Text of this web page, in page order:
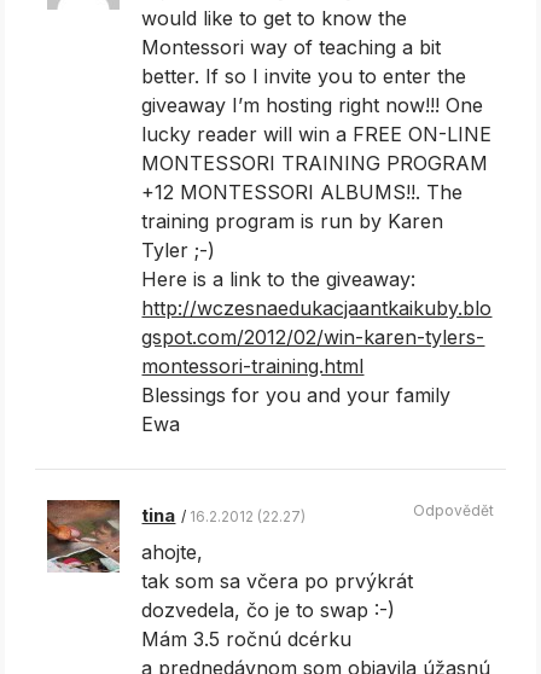
would like to get to know the
Montessori way of teaching a bit
better. If so I invite you to enter the
giveaway I’m hosting right now!!! One
lucky reader will win a FREE ON-LINE
MONTESSORI TRAINING PROGRAM
+12 MONTESSORI ALBUMS!!. The
training program is run by Karen
Tyler ;-)
Here is a link to the giveaway:
http://wczesnaedukacjaantkaikuby.blo
gspot.com/2012/02/win-karen-tylers-
montessori-training.html
Blessings for you and your family
Ewa
tina 16.2.2012 (22.27)
ahojte,
tak som sa včera po prvýkrát
dozvedela, čo je to swap :-)
Mám 3.5 ročnú dcérku
a prednedávnom som objavila úžasnú
Odpovědět